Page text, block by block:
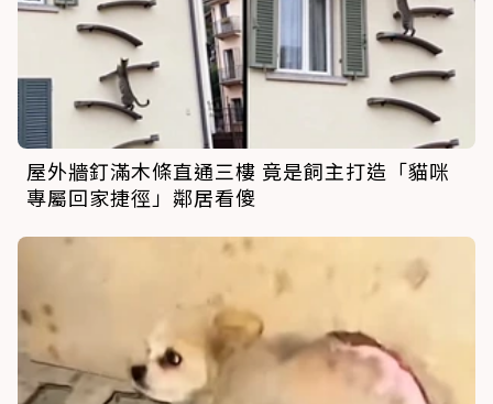
屋外牆釘滿木條直通三樓 竟是飼主打造「貓咪
專屬回家捷徑」鄰居看傻